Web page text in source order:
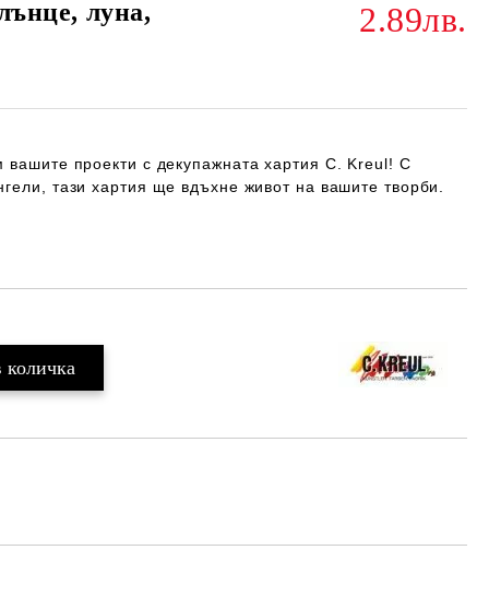
луна,
2.89лв.
вашите проекти с декупажната хартия C. Kreul! С
, тази хартия ще вдъхне живот на вашите творби.